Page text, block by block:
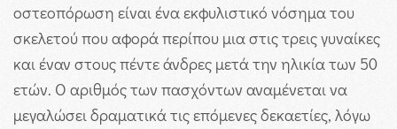
οστεοπόρωση είναι ένα εκφυλιστικό νόσημα του
σκελετού που αφορά περίπου μια στις τρεις γυναίκες
και έναν στους πέντε άνδρες μετά την ηλικία των 50
ετών. Ο αριθμός των πασχόντων αναμένεται να
μεγαλώσει δραματικά τις επόμενες δεκαετίες, λόγω